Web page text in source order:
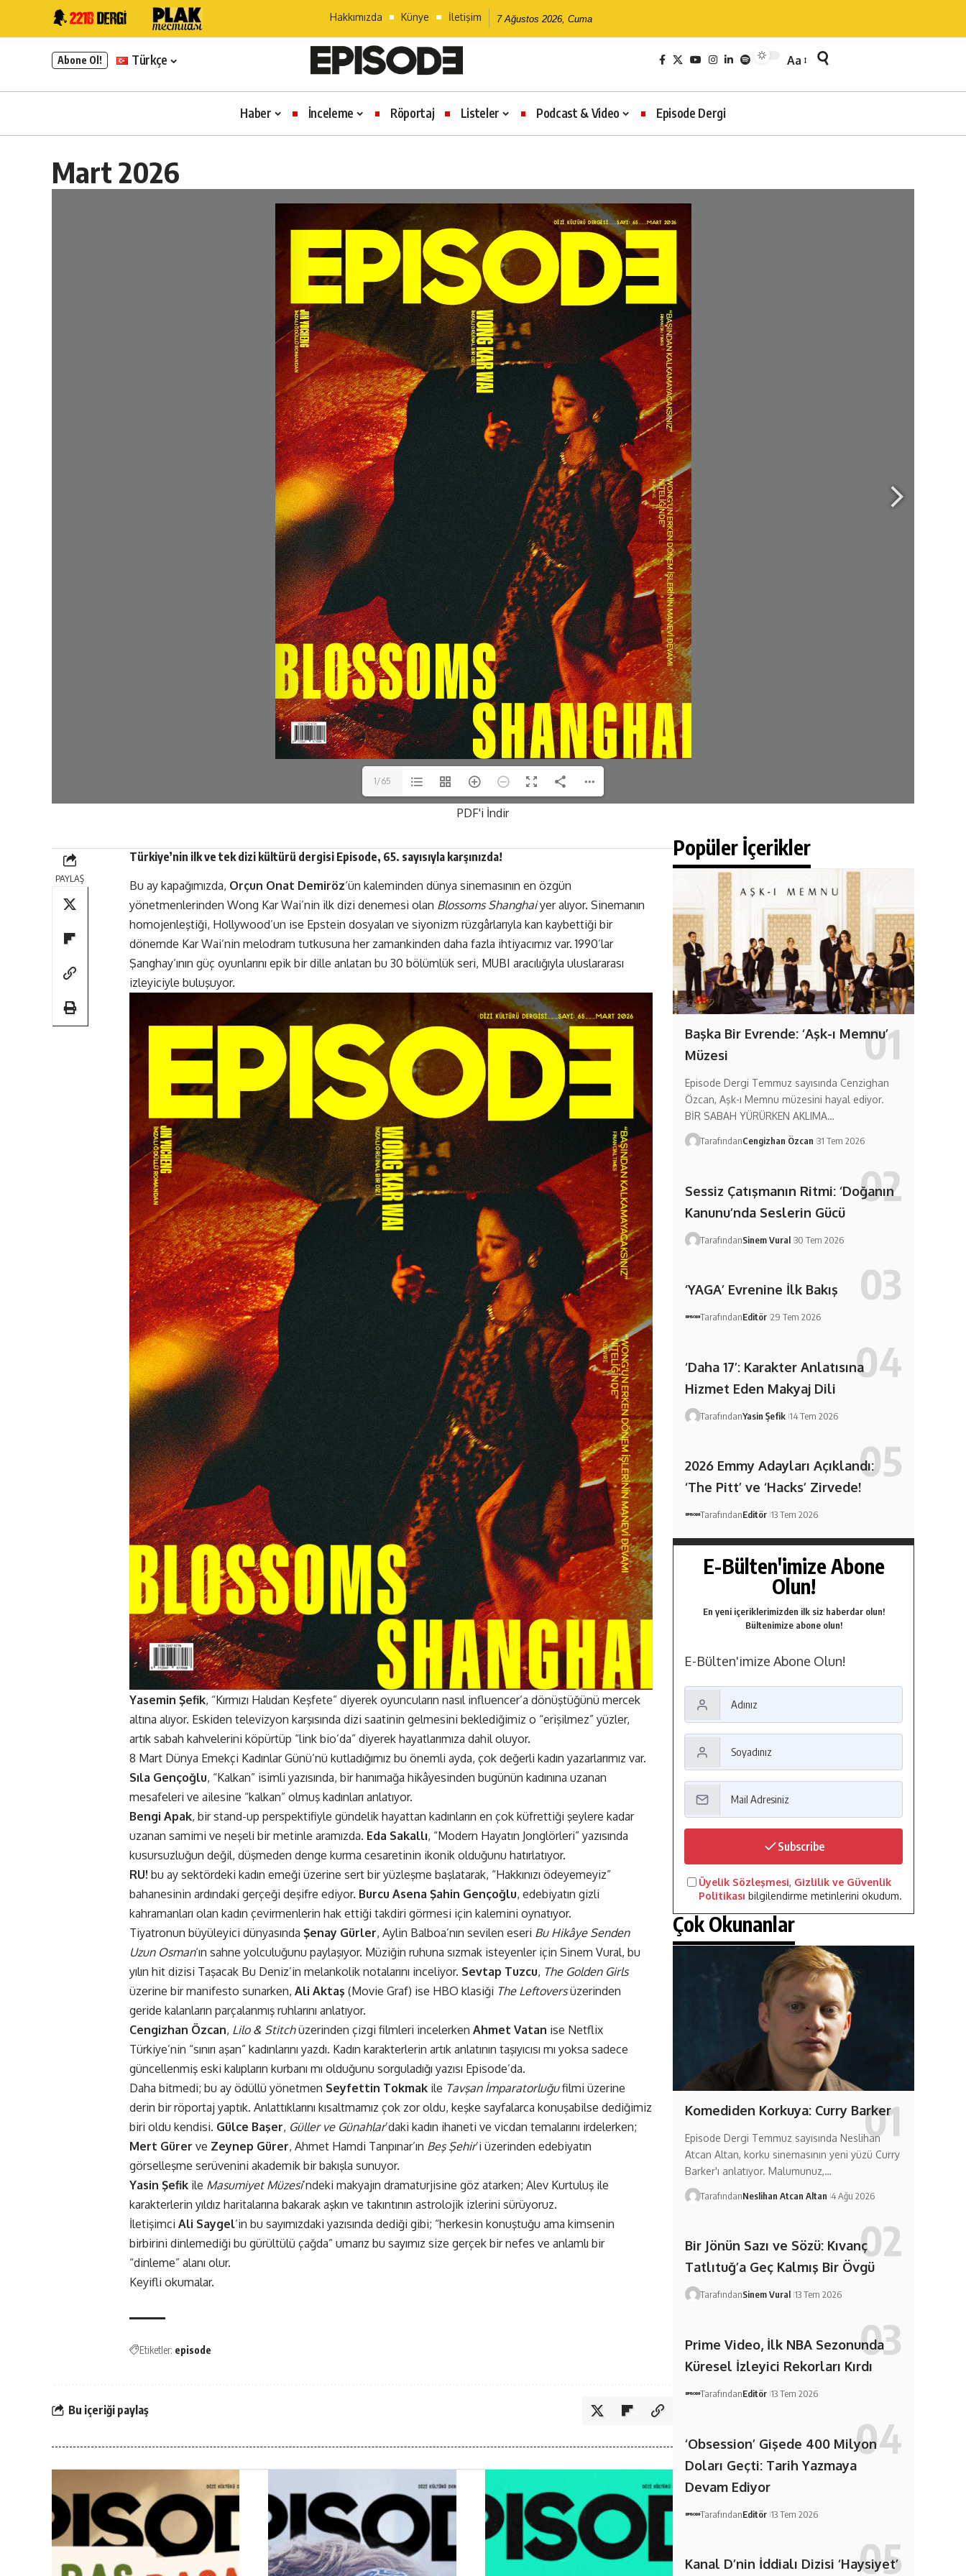
Hakkımızda Künye İletişim 7 Ağustos 2026, Cuma
Abone Ol! Türkçe Aa
Haber İnceleme Röportaj Listeler Podcast & Video Episode Dergi
Mart 2026
1/65
PDF'i İndir
PAYLAŞ
Türkiye’nin ilk ve tek dizi kültürü dergisi Episode, 65. sayısıyla karşınızda!
Bu ay kapağımızda, Orçun Onat Demiröz‘ün kaleminden dünya sinemasının en özgün
yönetmenlerinden Wong Kar Wai’nin ilk dizi denemesi olan Blossoms Shanghaiyer alıyor. Sinemanın
homojenleştiği, Hollywood’un ise Epstein dosyaları ve siyonizm rüzgârlarıyla kan kaybettiği bir
dönemde Kar Wai’nin melodram tutkusuna her zamankinden daha fazla ihtiyacımız var. 1990’lar
Şanghay’ının güç oyunlarını epik bir dille anlatan bu 30 bölümlük seri, MUBI aracılığıyla uluslararası
izleyiciyle buluşuyor.
Yasemin Şefik, “Kırmızı Halıdan Keşfete” diyerek oyuncuların nasıl influencer’a dönüştüğünü mercek
altına alıyor. Eskiden televizyon karşısında dizi saatinin gelmesini beklediğimiz o “erişilmez” yüzler,
artık sabah kahvelerini köpürtüp “link bio’da” diyerek hayatlarımıza dahil oluyor.
8 Mart Dünya Emekçi Kadınlar Günü’nü kutladığımız bu önemli ayda, çok değerli kadın yazarlarımız var.
Sıla Gençoğlu, “Kalkan” isimli yazısında, bir hanımağa hikâyesinden bugünün kadınına uzanan
mesafeleri ve ailesine “kalkan” olmuş kadınları anlatıyor.
Bengi Apak, bir stand-up perspektifiyle gündelik hayattan kadınların en çok küfrettiği şeylere kadar
uzanan samimi ve neşeli bir metinle aramızda. Eda Sakallı, “Modern Hayatın Jonglörleri” yazısında
kusursuzluğun değil, düşmeden denge kurma cesaretinin ikonik olduğunu hatırlatıyor.
RU! bu ay sektördeki kadın emeği üzerine sert bir yüzleşme başlatarak, “Hakkınızı ödeyemeyiz”
bahanesinin ardındaki gerçeği deşifre ediyor. Burcu Asena Şahin Gençoğlu, edebiyatın gizli
kahramanları olan kadın çevirmenlerin hak ettiği takdiri görmesi için kalemini oynatıyor.
Tiyatronun büyüleyici dünyasında Şenay Gürler, Aylin Balboa’nın sevilen eseri Bu Hikâye Senden
Uzun Osman‘ın sahne yolculuğunu paylaşıyor. Müziğin ruhuna sızmak isteyenler için Sinem Vural, bu
yılın hit dizisi Taşacak Bu Deniz’in melankolik notalarını inceliyor. Sevtap Tuzcu, The Golden Girls
üzerine bir manifesto sunarken, Ali Aktaş (Movie Graf) ise HBO klasiği The Leftoversüzerinden
geride kalanların parçalanmış ruhlarını anlatıyor.
Cengizhan Özcan, Lilo & Stitchüzerinden çizgi filmleri incelerken Ahmet Vatan ise Netflix
Türkiye’nin “sınırı aşan” kadınlarını yazdı. Kadın karakterlerin artık anlatının taşıyıcısı mı yoksa sadece
güncellenmiş eski kalıpların kurbanı mı olduğunu sorguladığı yazısı Episode’da.
Daha bitmedi; bu ay ödüllü yönetmen Seyfettin Tokmak ile Tavşan İmparatorluğufilmi üzerine
derin bir röportaj yaptık. Anlattıklarını kısaltmamız çok zor oldu, keşke sayfalarca konuşabilse dediğimiz
biri oldu kendisi. Gülce Başer, Güller ve Günahlar’daki kadın ihaneti ve vicdan temalarını irdelerken;
Mert Gürer ve Zeynep Gürer, Ahmet Hamdi Tanpınar’ın Beş Şehir’i üzerinden edebiyatın
görselleşme serüvenini akademik bir bakışla sunuyor.
Yasin Şefik ile Masumiyet Müzesi’ndeki makyajın dramaturjisine göz atarken; Alev Kurtuluş ile
karakterlerin yıldız haritalarına bakarak aşkın ve takıntının astrolojik izlerini sürüyoruz.
İletişimci Ali Saygel’in bu sayımızdaki yazısında dediği gibi; “herkesin konuştuğu ama kimsenin
birbirini dinlemediği bu gürültülü çağda” umarız bu sayımız size gerçek bir nefes ve anlamlı bir
“dinleme” alanı olur.
Keyifli okumalar.
Etiketler: episode
Bu içeriği paylaş
Popüler İçerikler
Başka Bir Evrende: ‘Aşk-ı Memnu’
Müzesi
Episode Dergi Temmuz sayısında Cenzighan
Özcan, Aşk-ı Memnu müzesini hayal ediyor.
BİR SABAH YÜRÜRKEN AKLIMA…
TarafındanCengizhan Özcan 31 Tem 2026
Sessiz Çatışmanın Ritmi: ‘Doğanın
Kanunu’nda Seslerin Gücü
TarafındanSinem Vural 30 Tem 2026
‘YAGA’ Evrenine İlk Bakış
TarafındanEditör 29 Tem 2026
‘Daha 17’: Karakter Anlatısına
Hizmet Eden Makyaj Dili
TarafındanYasin Şefik 14 Tem 2026
2026 Emmy Adayları Açıklandı:
‘The Pitt’ ve ‘Hacks’ Zirvede!
TarafındanEditör 13 Tem 2026
E-Bülten'imize Abone
Olun!
En yeni içeriklerimizden ilk siz haberdar olun!
Bültenimize abone olun!
E-Bülten'imize Abone Olun!
Subscribe
Üyelik Sözleşmesi, Gizlilik ve Güvenlik
Politikası bilgilendirme metinlerini okudum.
Çok Okunanlar
Komediden Korkuya: Curry Barker
Episode Dergi Temmuz sayısında Neslihan
Atcan Altan, korku sinemasının yeni yüzü Curry
Barker'ı anlatıyor. Malumunuz,…
TarafındanNeslihan Atcan Altan 4 Ağu 2026
Bir Jönün Sazı ve Sözü: Kıvanç
Tatlıtuğ’a Geç Kalmış Bir Övgü
TarafındanSinem Vural 13 Tem 2026
Prime Video, İlk NBA Sezonunda
Küresel İzleyici Rekorları Kırdı
TarafındanEditör 13 Tem 2026
‘Obsession’ Gişede 400 Milyon
Doları Geçti: Tarih Yazmaya
Devam Ediyor
TarafındanEditör 13 Tem 2026
Kanal D’nin İddialı Dizisi ‘Haysiyet’